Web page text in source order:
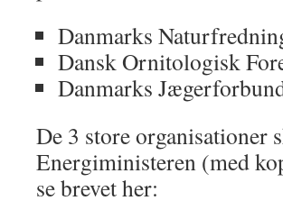
Danmarks
Dansk Ornitologisk
Danmarks
De 3 store organisationer
Energiministeren (med
se brevet her: